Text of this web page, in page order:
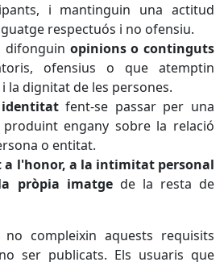
i mantinguin una actitud
respectuós i no ofensiu.
difonguin opinions o continguts
ofensius o que atemptin
la dignitat de les persones.
fent-se passar per una
engany sobre la relació
o entitat.
a l'honor, a la intimitat personal
pròpia imatgede la resta de
compleixin aquests requisits
ser publicats. Els usuaris que